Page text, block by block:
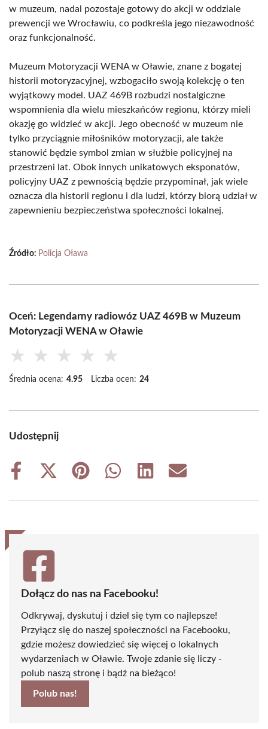
w muzeum, nadal pozostaje gotowy do akcji w oddziale
prewencji we Wrocławiu, co podkreśla jego niezawodność
oraz funkcjonalność.
Muzeum Motoryzacji WENA w Oławie, znane z bogatej
historii motoryzacyjnej, wzbogaciło swoją kolekcję o ten
wyjątkowy model. UAZ 469B rozbudzi nostalgiczne
wspomnienia dla wielu mieszkańców regionu, którzy mieli
okazję go widzieć w akcji. Jego obecność w muzeum nie
tylko przyciągnie miłośników motoryzacji, ale także
stanowić będzie symbol zmian w służbie policyjnej na
przestrzeni lat. Obok innych unikatowych eksponatów,
policyjny UAZ z pewnością będzie przypominał, jak wiele
oznacza dla historii regionu i dla ludzi, którzy biorą udział w
zapewnieniu bezpieczeństwa społeczności lokalnej.
Źródło: Policja Oława
Oceń: Legendarny radiowóz UAZ 469B w Muzeum
Motoryzacji WENA w Oławie
★ ★ ★ ★ ★
Średnia ocena: 4.95 Liczba ocen: 24
Udostępnij
Share
Share
(Twitter)
Share
Share
Share
Share
Dołącz do nas na Facebooku!
Odkrywaj, dyskutuj i dziel się tym co najlepsze!
Przyłącz się do naszej społeczności na Facebooku,
gdzie możesz dowiedzieć się więcej o lokalnych
wydarzeniach w Oławie. Twoje zdanie się liczy -
polub naszą stronę i bądź na bieżąco!
Polub nas!